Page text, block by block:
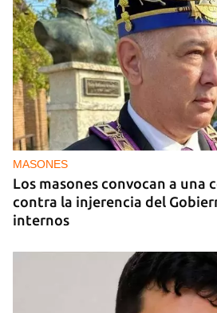
GENERACIÓN Y
Tras un breve alumbrón se
el cacerolazo de indignación
MASONES
Los masones convocan a una
contra la injerencia del
internos